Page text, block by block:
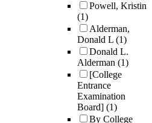
Powell, Kristin
(1)
Alderman,
Donald L (1)
Donald L.
Alderman (1)
[College
Entrance
Examination
Board] (1)
By College